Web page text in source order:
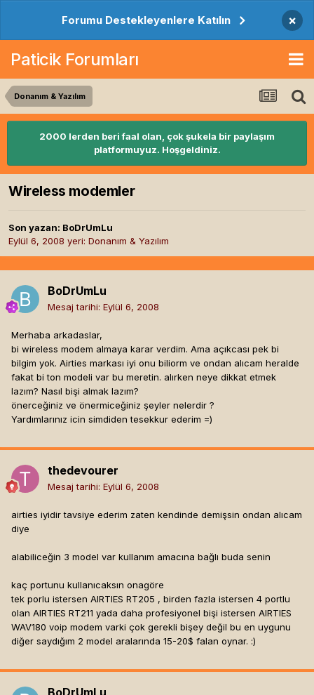
Forumu Destekleyenlere Katılın ×
Paticik Forumları
Donanım & Yazılım
2000 lerden beri faal olan, çok şukela bir paylaşım
platformuyuz. Hoşgeldiniz.
Wireless modemler
Son yazan: BoDrUmLu
Eylül 6, 2008 yeri: Donanım & Yazılım
BoDrUmLu
Mesaj tarihi: Eylül 6, 2008
Merhaba arkadaslar,
bi wireless modem almaya karar verdim. Ama açıkcası pek bi
bilgim yok. Airties markası iyi onu biliorm ve ondan alıcam heralde
fakat bi ton modeli var bu meretin. alırken neye dikkat etmek
lazım? Nasıl bişi almak lazım?
önerceğiniz ve önermiceğiniz şeyler nelerdir ?
Yardımlarınız icin simdiden tesekkur ederim =)
thedevourer
Mesaj tarihi: Eylül 6, 2008
airties iyidir tavsiye ederim zaten kendinde demişsin ondan alıcam
diye
alabiliceğin 3 model var kullanım amacına bağlı buda senin
kaç portunu kullanıcaksın onagöre
tek porlu istersen AIRTIES RT205 , birden fazla istersen 4 portlu
olan AIRTIES RT211 yada daha profesiyonel bişi istersen AIRTIES
WAV180 voip modem varki çok gerekli bişey değil bu en uygunu
diğer saydığım 2 model aralarında 15-20$ falan oynar. :)